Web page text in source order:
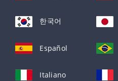
한국어
Español
Italiano